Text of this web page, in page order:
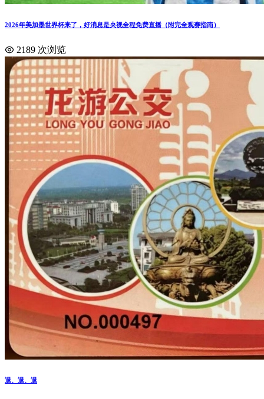
2026年美加墨世界杯来了，好消息是央视全程免费直播（附完全观赛指南）
2189 次浏览
退、退、退